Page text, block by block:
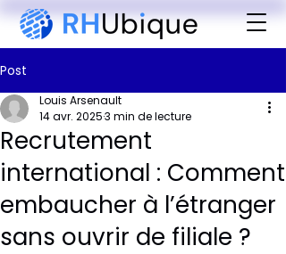
Post
Recrutement
international : Comment
embaucher à l’étranger
sans ouvrir de filiale ?
Louis Arsenault
14 avr. 20253 min de lecture